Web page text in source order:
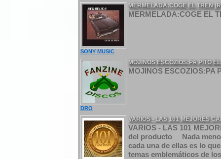
MERMELADA:COGE EL TREN
MERMELADA:COGE EL
SONY MUSIC
MOJINOS ESCOZIOS:PA PITO
MOJINOS ESCOZIOS:PA
DRO
VARIOS - LAS 101 MEJORES
VARIOS - LAS 101
del producto Nada
cada una de ellas es lo
temas emblemáticos de